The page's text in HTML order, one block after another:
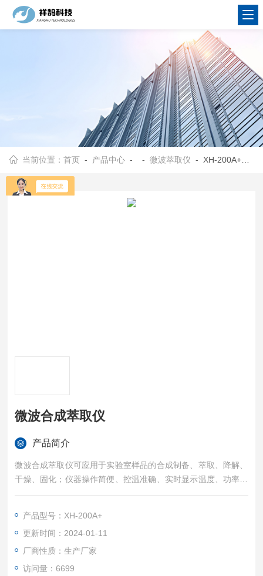
当前位置：首页 - 产品中心 - -微波萃取仪 - XH-200A+微波合成萃取仪
微波合成萃取仪
产品简介
微波合成萃取仪可应用于实验室样品的合成制备、萃取、降解、
干燥、固化；仪器操作简便、控温准确、实时显示温度、功率曲
线图并记录反应数据；配备微波化学数据库，方便查找实验方法
产品型号：XH-200A+
更新时间：2024-01-11
厂商性质：生产厂家
访问量：6699